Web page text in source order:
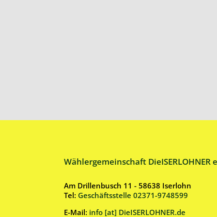
Wählergemeinschaft DieISERLOHNER
Am Drillenbusch 11 - 58638 Iserlohn
Tel: Geschäftsstelle 02371-9748599
E-Mail: info [at] DieISERLOHNER.de